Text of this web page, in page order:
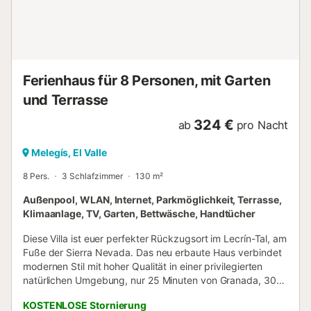
Ferienhaus für 8 Personen, mit Garten
und Terrasse
ab 324 € pro Nacht
Melegís, El Valle
8 Pers. 3 Schlafzimmer 130 m²
Außenpool, WLAN, Internet, Parkmöglichkeit, Terrasse,
Klimaanlage, TV, Garten, Bettwäsche, Handtücher
Diese Villa ist euer perfekter Rückzugsort im Lecrín-Tal, am
Fuße der Sierra Nevada. Das neu erbaute Haus verbindet
modernen Stil mit hoher Qualität in einer privilegierten
natürlichen Umgebung, nur 25 Minuten von Granada, 30
Alpujarra entfernt. Die Villa verfügt über 3 Schlafzimmer
KOSTENLOSE Stornierung